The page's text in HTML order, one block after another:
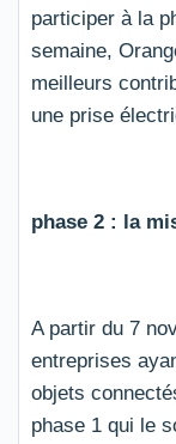
participer à la
semaine,
meilleurs
une prise
phase 2 : la
A partir du 7
entreprises
objets
phase 1 qui le